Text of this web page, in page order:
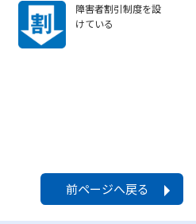
障害者割引制度を設
けている
前ページへ戻る